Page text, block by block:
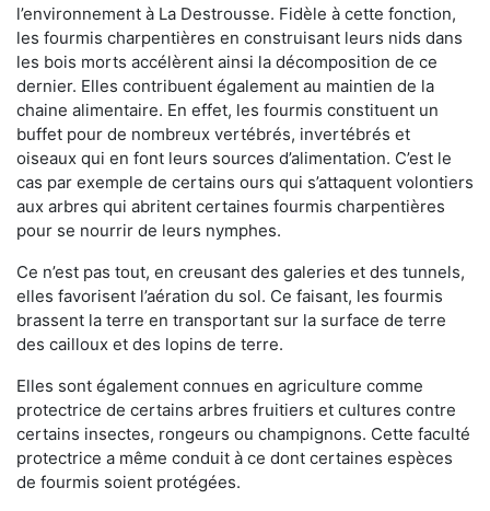
l’environnement à La Destrousse. Fidèle à cette fonction,
les fourmis charpentières en construisant leurs nids dans
les bois morts accélèrent ainsi la décomposition de ce
dernier. Elles contribuent également au maintien de la
chaine alimentaire. En effet, les fourmis constituent un
buffet pour de nombreux vertébrés, invertébrés et
oiseaux qui en font leurs sources d’alimentation. C’est le
cas par exemple de certains ours qui s’attaquent volontiers
aux arbres qui abritent certaines fourmis charpentières
pour se nourrir de leurs nymphes.
Ce n’est pas tout, en creusant des galeries et des tunnels,
elles favorisent l’aération du sol. Ce faisant, les fourmis
brassent la terre en transportant sur la surface de terre
des cailloux et des lopins de terre.
Elles sont également connues en agriculture comme
protectrice de certains arbres fruitiers et cultures contre
certains insectes, rongeurs ou champignons. Cette faculté
protectrice a même conduit à ce dont certaines espèces
de fourmis soient protégées.